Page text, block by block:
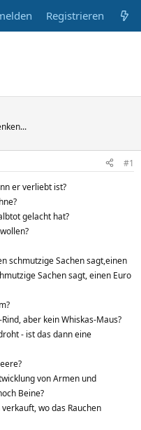
Registrieren
#1
er verliebt ist?
gelacht hat?
schmutzige Sachen sagt,einen
Sachen sagt, einen Euro
aber kein Whiskas-Maus?
- ist das dann eine
von Armen und
Beine?
wo das Rauchen